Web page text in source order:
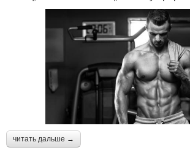
читать дальше →